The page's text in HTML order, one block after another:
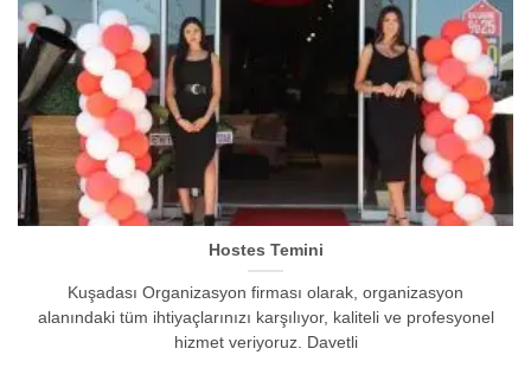
Hostes Temini
Kuşadası Organizasyon firması olarak, organizasyon
alanındaki tüm ihtiyaçlarınızı karşılıyor, kaliteli ve profesyonel
hizmet veriyoruz. Davetli